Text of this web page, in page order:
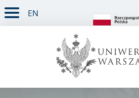
TREŚĆ STRONY
MENU GŁÓWNE
WYSZUKIWARKA
SOCIAL MEDIA
STOPKA STRONY
EN